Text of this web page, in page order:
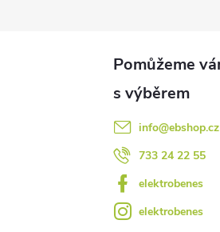
info@ebshop.cz
733 24 22 55
elektrobenes
elektrobenes